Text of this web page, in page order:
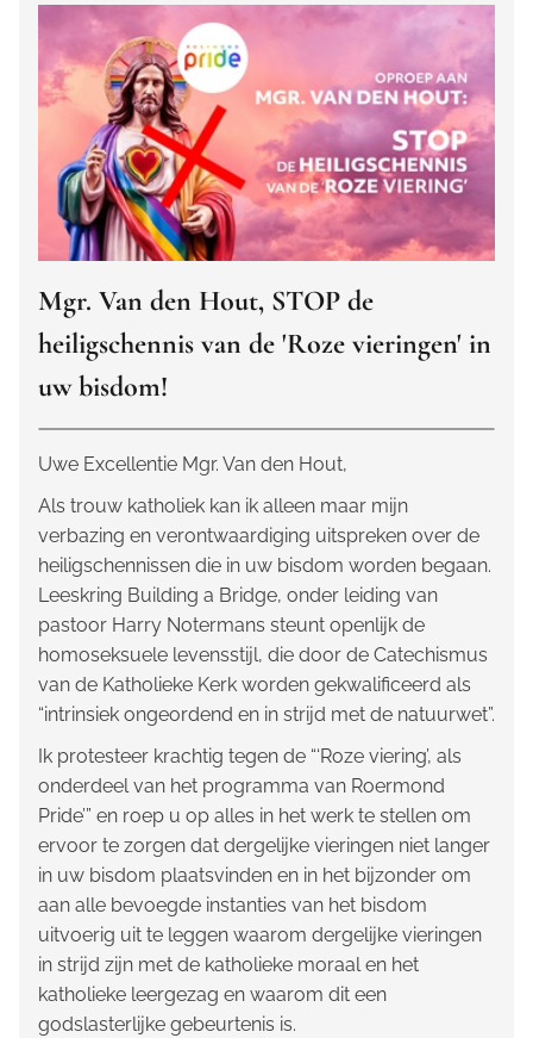
Mgr. Van den Hout, STOP de
heiligschennis van de 'Roze vieringen' in
uw bisdom!
Uwe Excellentie Mgr. Van den Hout,
Als trouw katholiek kan ik alleen maar mijn
verbazing en verontwaardiging uitspreken over de
heiligschennissen die in uw bisdom worden begaan.
Leeskring Building a Bridge, onder leiding van
pastoor Harry Notermans steunt openlijk de
homoseksuele levensstijl, die door de Catechismus
van de Katholieke Kerk worden gekwalificeerd als
“intrinsiek ongeordend en in strijd met de natuurwet”.
Ik protesteer krachtig tegen de “‘Roze viering’, als
onderdeel van het programma van Roermond
Pride’” en roep u op alles in het werk te stellen om
ervoor te zorgen dat dergelijke vieringen niet langer
in uw bisdom plaatsvinden en in het bijzonder om
aan alle bevoegde instanties van het bisdom
uitvoerig uit te leggen waarom dergelijke vieringen
in strijd zijn met de katholieke moraal en het
katholieke leergezag en waarom dit een
godslasterlijke gebeurtenis is.